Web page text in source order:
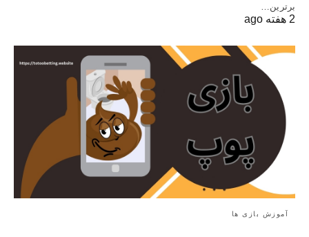
برترین…
2 هفته ago
آموزش بازی ها